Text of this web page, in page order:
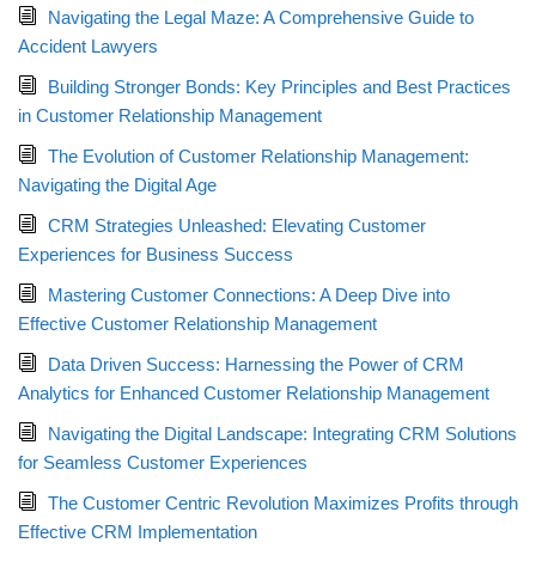
Navigating the Legal Maze: A Comprehensive Guide to
Accident Lawyers
Building Stronger Bonds: Key Principles and Best Practices
in Customer Relationship Management
The Evolution of Customer Relationship Management:
Navigating the Digital Age
CRM Strategies Unleashed: Elevating Customer
Experiences for Business Success
Mastering Customer Connections: A Deep Dive into
Effective Customer Relationship Management
Data Driven Success: Harnessing the Power of CRM
Analytics for Enhanced Customer Relationship Management
Navigating the Digital Landscape: Integrating CRM Solutions
for Seamless Customer Experiences
The Customer Centric Revolution Maximizes Profits through
Effective CRM Implementation